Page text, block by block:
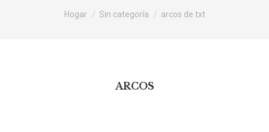
Usted está aquí:
Hogar Sin categoría arcos de txt
ARCOS